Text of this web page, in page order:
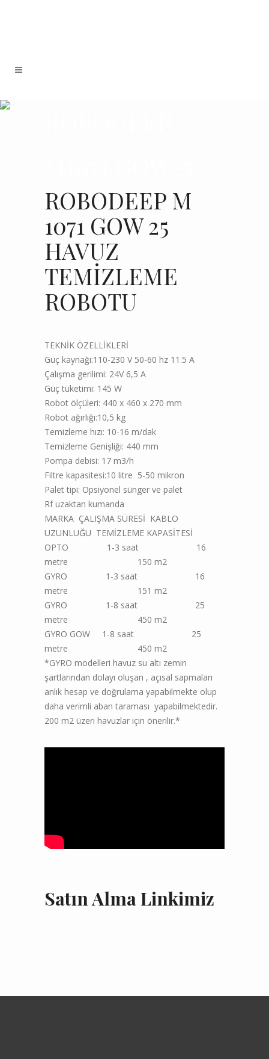
ROBODEEP M
1071 GOW 25
HAVUZ
TEMİZLEME
ROBOTU
TEKNİK ÖZELLİKLERİ
Güç kaynağı:110-230 V 50-60 hz 11.5 A
Çalışma gerilimi: 24V 6,5 A
Güç tüketimi: 145 W
Robot ölçüleri: 440 x 460 x 270 mm
Robot ağırlığı:10,5 kg
Temizleme hızı: 10-16 m/dak
Temizleme Genişliği: 440 mm
Pompa debisi: 17 m3/h
Filtre kapasitesi:10 litre 5-50 mikron
Palet tipi: Opsiyonel sünger ve palet
Rf uzaktan kumanda
MARKA ÇALIŞMA SÜRESİ KABLO
UZUNLUĞU TEMİZLEME KAPASİTESİ
OPTO 1-3 saat 16
metre 150 m2
GYRO 1-3 saat 16
metre 151 m2
GYRO 1-8 saat 25
metre 450 m2
GYRO GOW 1-8 saat 25
metre 450 m2
*GYRO modelleri havuz su altı zemin
şartlarından dolayı oluşan , açısal sapmaları
anlık hesap ve doğrulama yapabilmekte olup
daha verimli aban taraması yapabilmektedir.
200 m2 üzeri havuzlar için önerilir.*
Satın Alma Linkimiz